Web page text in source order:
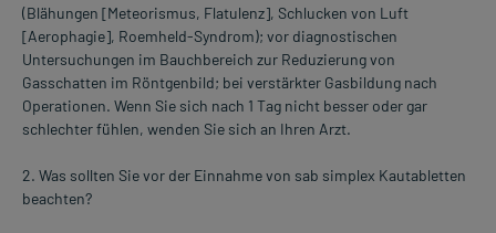
(Blähungen [Meteorismus, Flatulenz], Schlucken von Luft
[Aerophagie], Roemheld-Syndrom); vor diagnostischen
Untersuchungen im Bauchbereich zur Reduzierung von
Gasschatten im Röntgenbild; bei verstärkter Gasbildung nach
Operationen. Wenn Sie sich nach 1 Tag nicht besser oder gar
schlechter fühlen, wenden Sie sich an Ihren Arzt.
2. Was sollten Sie vor der Einnahme von sab simplex Kautabletten
beachten?